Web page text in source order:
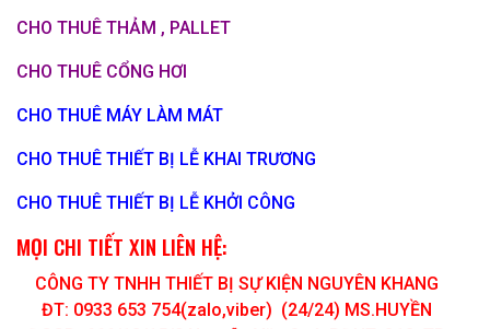
CHO THUÊ THẢM , PALLET
CHO THUÊ CỔNG HƠI
CHO THUÊ MÁY LÀM MÁT
CHO THUÊ THIẾT BỊ LỄ KHAI TRƯƠNG
CHO THUÊ THIẾT BỊ LỄ KHỞI CÔNG
MỌI CHI TIẾT XIN LIÊN HỆ:
CÔNG TY TNHH THIẾT BỊ SỰ KIỆN NGUYÊN KHANG
ĐT: 0933 653 754(zalo,viber) (24/24) MS.HUYỀN